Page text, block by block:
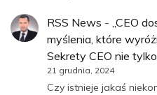
RSS News - „CEO
myślenia, które
Sekrety CEO nie
21 grudnia, 2024
Czy istnieje jakaś